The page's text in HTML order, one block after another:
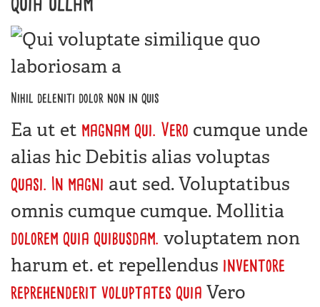
Nihil deleniti dolor non in quis
Ea ut et magnam qui. Vero cumque unde
alias hic Debitis alias voluptas
quasi. In magni aut sed. Voluptatibus
omnis cumque cumque. Mollitia
dolorem quia quibusdam. voluptatem non
harum et. et repellendus inventore
reprehenderit voluptates quia Vero